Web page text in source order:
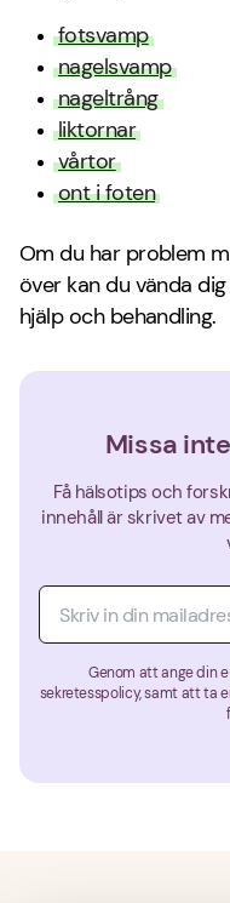
fotsvamp
nagelsvamp
nageltrång
liktornar
vårtor
ont i foten
Om du har problem
över kan du vända
hjälp och behandling.
Missa
Få hälsotips och
innehåll är skrivet av
Genom att ange din
sekretesspolicy, samt att ta